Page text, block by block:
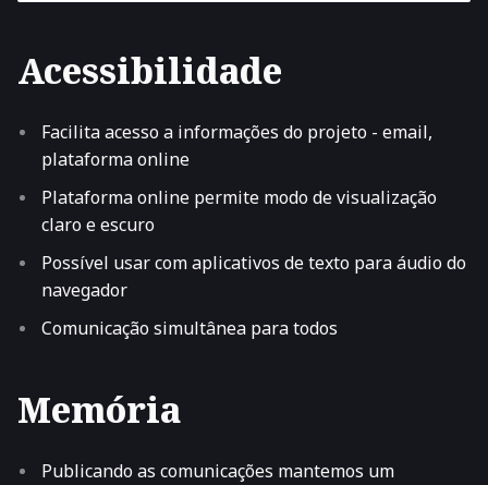
Acessibilidade
Facilita acesso a informações do projeto - email,
plataforma online
Plataforma online permite modo de visualização
claro e escuro
Possível usar com aplicativos de texto para áudio do
navegador
Comunicação simultânea para todos
Memória
Publicando as comunicações mantemos um